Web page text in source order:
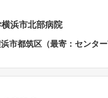
浜市北部病院
市都筑区（最寄：センタ